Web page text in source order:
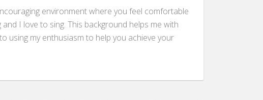
environment where you feel comfortable
I love to sing. This background helps me with
using my enthusiasm to help you achieve your